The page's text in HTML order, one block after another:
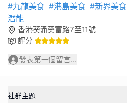
#九龍美食 #港島美食 #新界美食
潛能
香港葵涌葵富路7至11號
評分
發表第一個留言...
社群主題